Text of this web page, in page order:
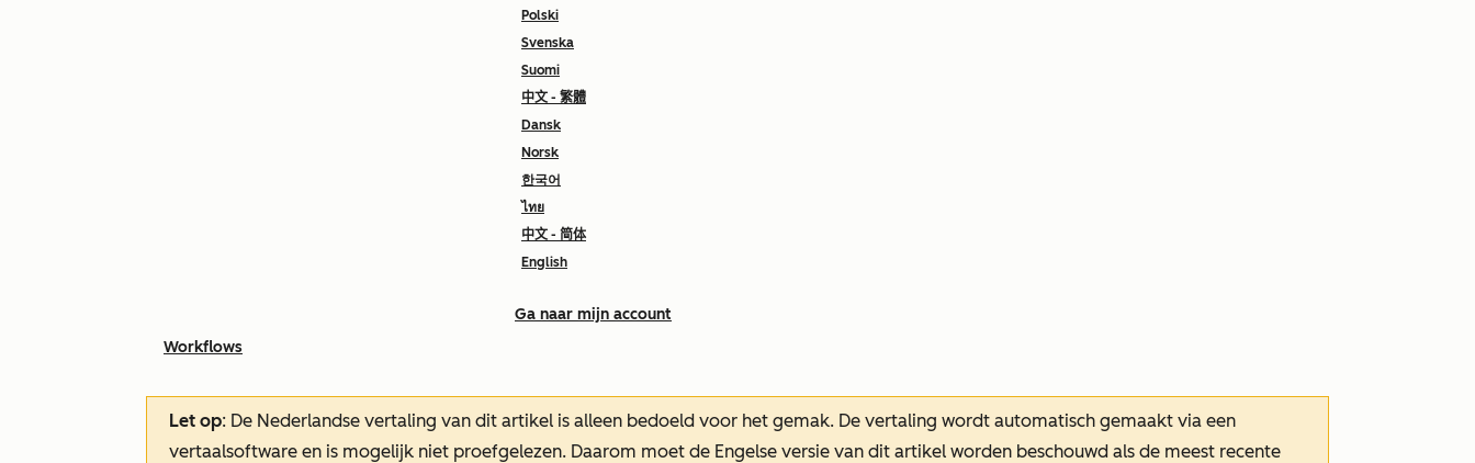
Polski
Svenska
Suomi
中文 - 繁體
Dansk
Norsk
한국어
ไทย
中文 - 简体
English
Ga naar mijn account
Workflows
Let op: De Nederlandse vertaling van dit artikel is alleen bedoeld voor het gemak. De vertaling wordt automatisch gemaakt via een
vertaalsoftware en is mogelijk niet proefgelezen. Daarom moet de Engelse versie van dit artikel worden beschouwd als de meest recente